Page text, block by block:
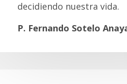
decidiendo nuestra vida.
P. Fernando Sotelo